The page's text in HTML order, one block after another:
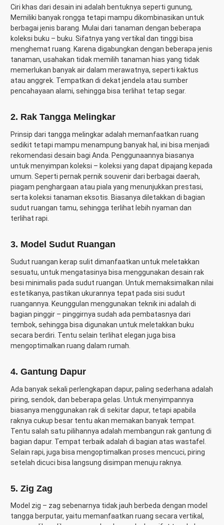
Ciri khas dari desain ini adalah bentuknya seperti gunung,
Memiliki banyak rongga tetapi mampu dikombinasikan untuk
berbagai jenis barang. Mulai dari tanaman dengan beberapa
koleksi buku – buku. Sifatnya yang vertikal dan tinggi bisa
menghemat ruang. Karena digabungkan dengan beberapa jenis
tanaman, usahakan tidak memilih tanaman hias yang tidak
memerlukan banyak air dalam merawatnya, seperti kaktus
atau anggrek. Tempatkan di dekat jendela atau sumber
pencahayaan alami, sehingga bisa terlihat tetap segar.
2. Rak Tangga Melingkar
Prinsip dari tangga melingkar adalah memanfaatkan ruang
sedikit tetapi mampu menampung banyak hal, ini bisa menjadi
rekomendasi desain bagi Anda. Penggunaannya biasanya
untuk menyimpan koleksi – koleksi yang dapat dipajang kepada
umum. Seperti pernak pernik souvenir dari berbagai daerah,
piagam penghargaan atau piala yang menunjukkan prestasi,
serta koleksi tanaman eksotis. Biasanya diletakkan di bagian
sudut ruangan tamu, sehingga terlihat lebih nyaman dan
terlihat rapi.
3. Model Sudut Ruangan
Sudut ruangan kerap sulit dimanfaatkan untuk meletakkan
sesuatu, untuk mengatasinya bisa menggunakan desain rak
besi minimalis pada sudut ruangan. Untuk memaksimalkan nilai
estetikanya, pastikan ukurannya tepat pada sisi sudut
ruangannya. Keunggulan menggunakan teknik ini adalah di
bagian pinggir – pinggirnya sudah ada pembatasnya dari
tembok, sehingga bisa digunakan untuk meletakkan buku
secara berdiri. Tentu selain terlihat elegan juga bisa
mengoptimalkan ruang dalam rumah.
4. Gantung Dapur
Ada banyak sekali perlengkapan dapur, paling sederhana adalah
piring, sendok, dan beberapa gelas. Untuk menyimpannya
biasanya menggunakan rak di sekitar dapur, tetapi apabila
raknya cukup besar tentu akan memakan banyak tempat.
Tentu salah satu pilihannya adalah membangun rak gantung di
bagian dapur. Tempat terbaik adalah di bagian atas wastafel.
Selain rapi, juga bisa mengoptimalkan proses mencuci, piring
setelah dicuci bisa langsung disimpan menuju raknya.
5. Zig Zag
Model zig – zag sebenarnya tidak jauh berbeda dengan model
tangga berputar, yaitu memanfaatkan ruang secara vertikal,